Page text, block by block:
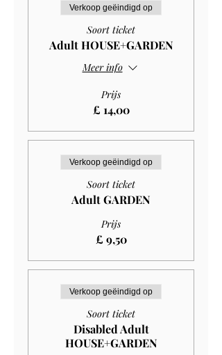
Verkoop geëindigd op
Soort ticket
Adult HOUSE+GARDEN
Meer info
Prijs
£ 14,00
Verkoop geëindigd op
Soort ticket
Adult GARDEN
Prijs
£ 9,50
Verkoop geëindigd op
Soort ticket
Disabled Adult
HOUSE+GARDEN